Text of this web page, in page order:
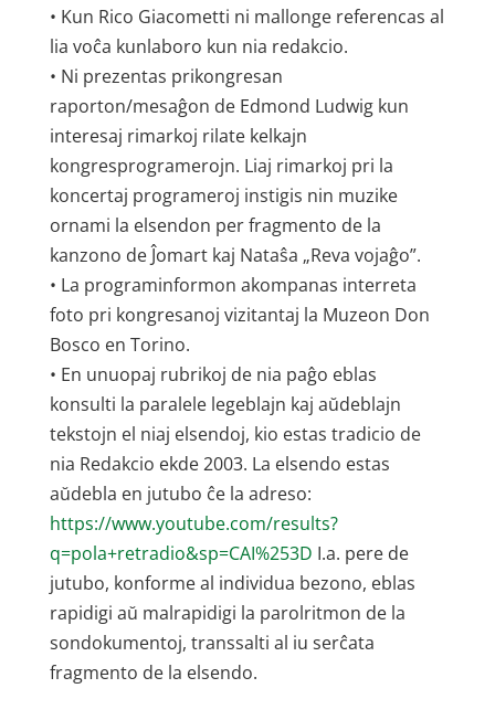
• Kun Rico Giacometti ni mallonge referencas al
lia voĉa kunlaboro kun nia redakcio.
• Ni prezentas prikongresan
raporton/mesaĝon de Edmond Ludwig kun
interesaj rimarkoj rilate kelkajn
kongresprogramerojn. Liaj rimarkoj pri la
koncertaj programeroj instigis nin muzike
ornami la elsendon per fragmento de la
kanzono de Ĵomart kaj Nataŝa „Reva vojaĝo”.
• La programinformon akompanas interreta
foto pri kongresanoj vizitantaj la Muzeon Don
Bosco en Torino.
• En unuopaj rubrikoj de nia paĝo eblas
konsulti la paralele legeblajn kaj aŭdeblajn
tekstojn el niaj elsendoj, kio estas tradicio de
nia Redakcio ekde 2003. La elsendo estas
aŭdebla en jutubo ĉe la adreso:
https://www.youtube.com/results?
q=pola+retradio&sp=CAI%253D I.a. pere de
jutubo, konforme al individua bezono, eblas
rapidigi aŭ malrapidigi la parolritmon de la
sondokumentoj, transsalti al iu serĉata
fragmento de la elsendo.